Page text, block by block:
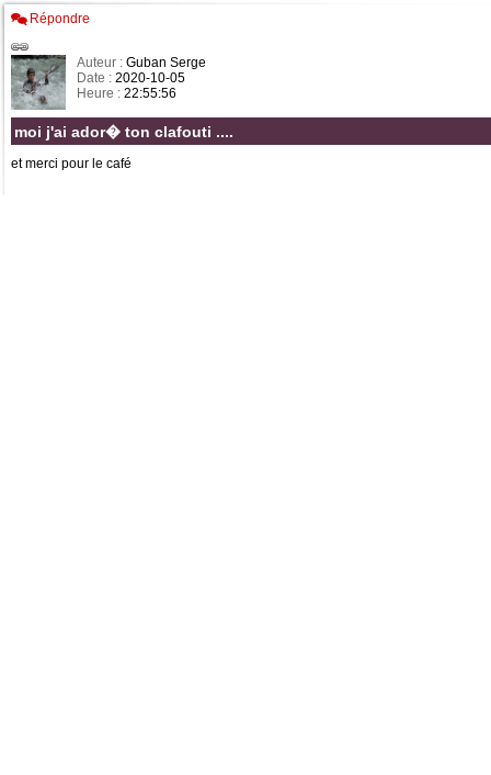
Répondre
Auteur : Guban Serge
Date : 2020-10-05
Heure : 22:55:56
moi j'ai ador� ton clafouti ....
et merci pour le café